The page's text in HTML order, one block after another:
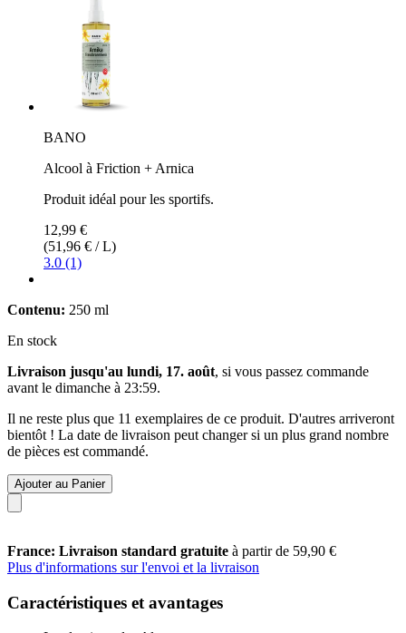
BANO
Alcool à Friction + Arnica
Produit idéal pour les sportifs.
12,99 €
(51,96 € / L)
3.0 (1)
Contenu: 250 ml
En stock
Livraison jusqu'au lundi, 17. août, si vous passez commande
avant le dimanche à 23:59.
Il ne reste plus que 11 exemplaires de ce produit. D'autres arriveront
bientôt ! La date de livraison peut changer si un plus grand nombre
de pièces est commandé.
Ajouter au Panier
France: Livraison standard gratuite à partir de 59,90 €
Plus d'informations sur l'envoi et la livraison
Caractéristiques et avantages